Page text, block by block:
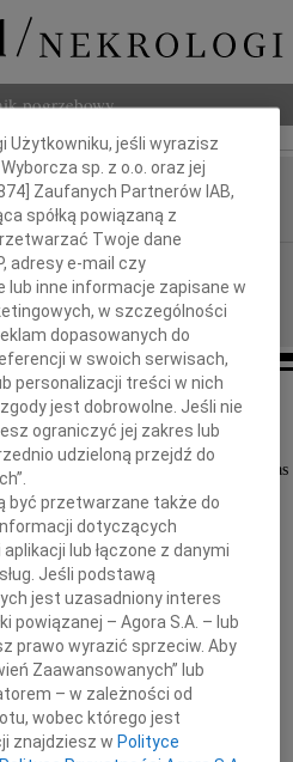
pogrzebowy
Dubicka
Z głębokim żalem zawiadamiamy,
dniu 8 listopada 2010 roku odeszła od nas
nasza kochana Mama i Babcia
Użytkowniku, jeśli wyrazisz
sp. z o.o. oraz jej
] Zaufanych Partnerów IAB,
spółką powiązaną z
Twoje dane
adresy e-mail czy
lub inne informacje zapisane w
w szczególności
dopasowanych do
w swoich serwisach,
personalizacji treści w nich
jest dobrowolne. Jeśli nie
ograniczyć jej zakres lub
udzieloną przejdź do
być przetwarzane także do
dotyczących
lub łączone z danymi
Jeśli podstawą
jest uzasadniony interes
powiązanej – Agora S.A. – lub
prawo wyrazić sprzeciw. Aby
Zaawansowanych” lub
– w zależności od
wobec którego jest
znajdziesz w Polityce